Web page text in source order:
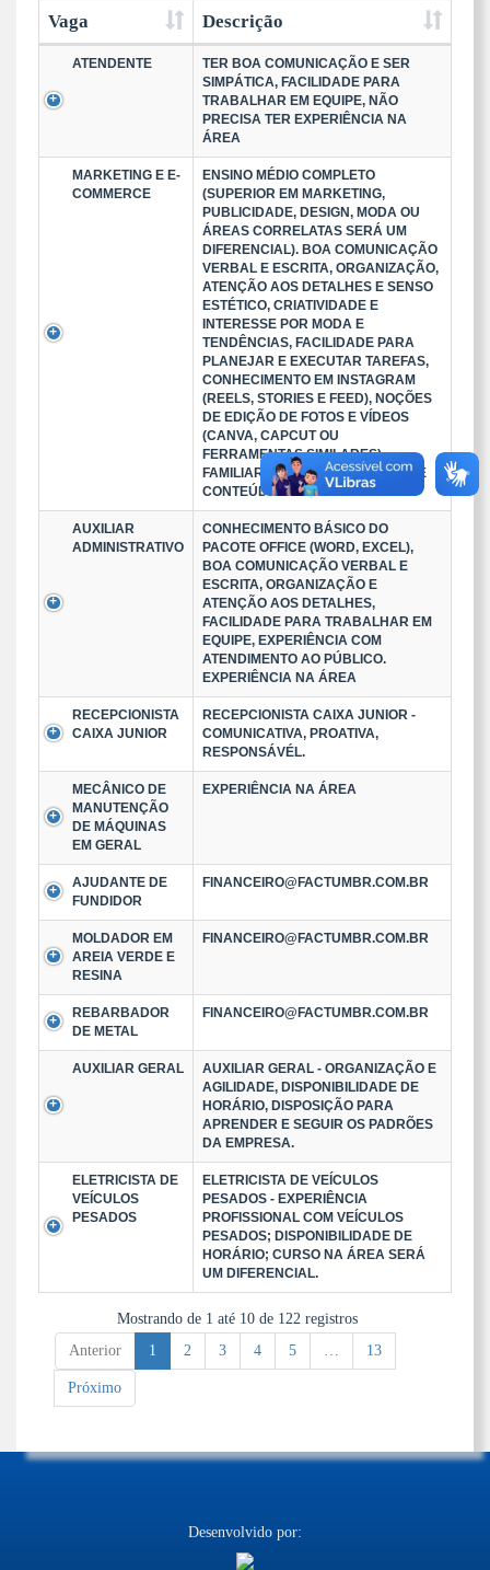
Vaga Descrição
ATENDENTE
TER BOA COMUNICAÇÃO E SER
SIMPÁTICA, FACILIDADE PARA
TRABALHAR EM EQUIPE, NÃO
PRECISA TER EXPERIÊNCIA NA
ÁREA
MARKETING E E-
COMMERCE
ENSINO MÉDIO COMPLETO
(SUPERIOR EM MARKETING,
PUBLICIDADE, DESIGN, MODA OU
ÁREAS CORRELATAS SERÁ UM
DIFERENCIAL). BOA COMUNICAÇÃO
VERBAL E ESCRITA, ORGANIZAÇÃO,
ATENÇÃO AOS DETALHES E SENSO
ESTÉTICO, CRIATIVIDADE E
INTERESSE POR MODA E
TENDÊNCIAS, FACILIDADE PARA
PLANEJAR E EXECUTAR TAREFAS,
CONHECIMENTO EM INSTAGRAM
(REELS, STORIES E FEED), NOÇÕES
DE EDIÇÃO DE FOTOS E VÍDEOS
(CANVA, CAPCUT OU
FERRAMENTAS SIMILARES).
FAMILIARIDADE COM CRIAÇÃO DE
CONTEÚDO PARA REDES SOCIA
AUXILIAR
ADMINISTRATIVO
CONHECIMENTO BÁSICO DO
PACOTE OFFICE (WORD, EXCEL),
BOA COMUNICAÇÃO VERBAL E
ESCRITA, ORGANIZAÇÃO E
ATENÇÃO AOS DETALHES,
FACILIDADE PARA TRABALHAR EM
EQUIPE, EXPERIÊNCIA COM
ATENDIMENTO AO PÚBLICO.
EXPERIÊNCIA NA ÁREA
RECEPCIONISTA
CAIXA JUNIOR
RECEPCIONISTA CAIXA JUNIOR -
COMUNICATIVA, PROATIVA,
RESPONSÁVÉL.
MECÂNICO DE
MANUTENÇÃO
DE MÁQUINAS
EM GERAL
EXPERIÊNCIA NA ÁREA
AJUDANTE DE
FUNDIDOR
FINANCEIRO@FACTUMBR.COM.BR
MOLDADOR EM
AREIA VERDE E
RESINA
FINANCEIRO@FACTUMBR.COM.BR
REBARBADOR
DE METAL
FINANCEIRO@FACTUMBR.COM.BR
AUXILIAR GERAL
AUXILIAR GERAL - ORGANIZAÇÃO E
AGILIDADE, DISPONIBILIDADE DE
HORÁRIO, DISPOSIÇÃO PARA
APRENDER E SEGUIR OS PADRÕES
DA EMPRESA.
ELETRICISTA DE
VEÍCULOS
PESADOS
ELETRICISTA DE VEÍCULOS
PESADOS - EXPERIÊNCIA
PROFISSIONAL COM VEÍCULOS
PESADOS; DISPONIBILIDADE DE
HORÁRIO; CURSO NA ÁREA SERÁ
UM DIFERENCIAL.
Mostrando de 1 até 10 de 122 registros
Anterior
1 2 3 4 5 … 13
Próximo
Desenvolvido por: